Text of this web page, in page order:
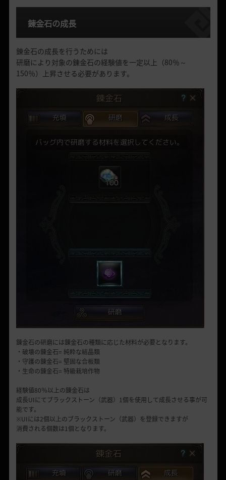
錬金石の成長
錬金石の成長を行うためには
研磨により対象の錬金石の経験値を一定以上（80％～
150％）上昇させる必要があります。
錬金石の研磨には錬金石の種類に応じた材料が必要となります。
・破壊の錬金石= 純粋な結晶類
・守護の錬金石= 堅固な合板類
・生命の錬金石= 特級栽培作物
経験値80％以上の錬金石は
成長UIにてブラックストーン（武器）1個を使用して成長させる事が可
能です。
※UIには2個以上のブラックストーン（武器）を登録できますが
消費される個数は1個となります。